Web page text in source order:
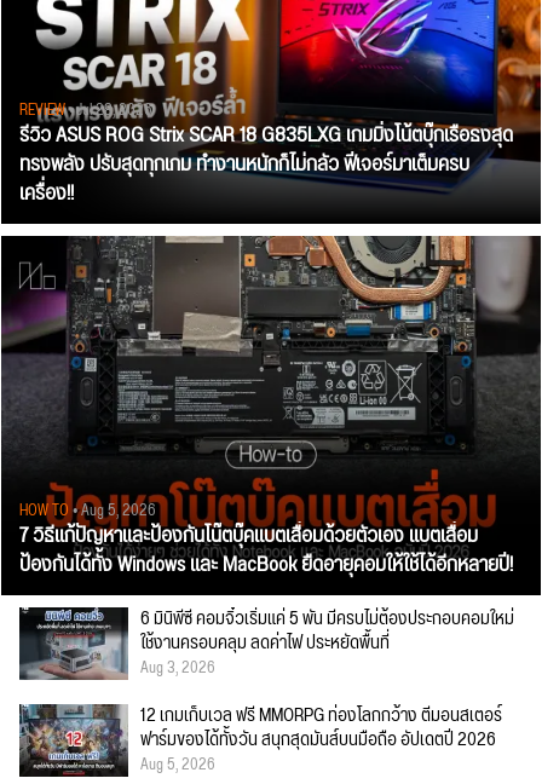
REVIEW• Jul 28, 2026
รีวิว ASUS ROG Strix SCAR 18 G835LXG เกมมิ่งโน้ตบุ๊กเรือธงสุด
ทรงพลัง ปรับสุดทุกเกม ทำงานหนักก็ไม่กลัว ฟีเจอร์มาเต็มครบ
เครื่อง!!
HOW TO• Aug 5, 2026
7 วิธีแก้ปัญหาและป้องกันโน๊ตบุ๊คแบตเสื่อมด้วยตัวเอง แบตเสื่อม
ป้องกันได้ทั้ง Windows และ MacBook ยืดอายุคอมให้ใช้ได้อีกหลายปี!
6 มินิพีซี คอมจิ๋วเริ่มแค่ 5 พัน มีครบไม่ต้องประกอบคอมใหม่
ใช้งานครอบคลุม ลดค่าไฟ ประหยัดพื้นที่
Aug 3, 2026
12 เกมเก็บเวล ฟรี MMORPG ท่องโลกกว้าง ตีมอนสเตอร์
ฟาร์มของได้ทั้งวัน สนุกสุดมันส์บนมือถือ อัปเดตปี 2026
Aug 5, 2026